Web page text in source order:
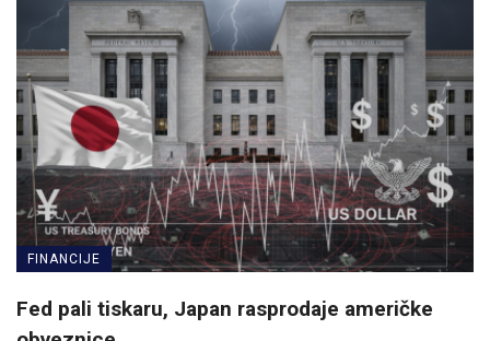
FINANCIJE
Fed pali tiskaru, Japan rasprodaje američke